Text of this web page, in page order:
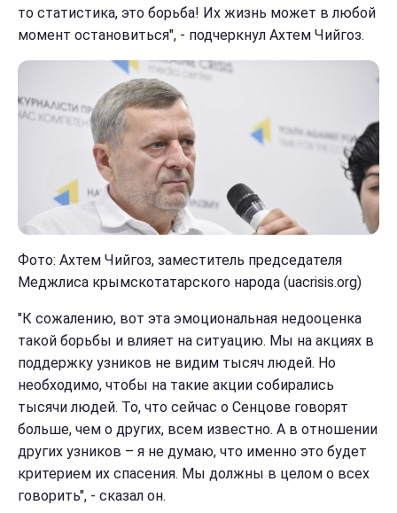
то статистика, это борьба! Их жизнь может в любой
момент остановиться", - подчеркнул Ахтем Чийгоз.
Фото: Ахтем Чийгоз, заместитель председателя
Меджлиса крымскотатарского народа (uacrisis.org)
"К сожалению, вот эта эмоциональная недооценка
такой борьбы и влияет на ситуацию. Мы на акциях в
поддержку узников не видим тысяч людей. Но
необходимо, чтобы на такие акции собирались
тысячи людей. То, что сейчас о Сенцове говорят
больше, чем о других, всем известно. А в отношении
других узников – я не думаю, что именно это будет
критерием их спасения. Мы должны в целом о всех
говорить", - сказал он.